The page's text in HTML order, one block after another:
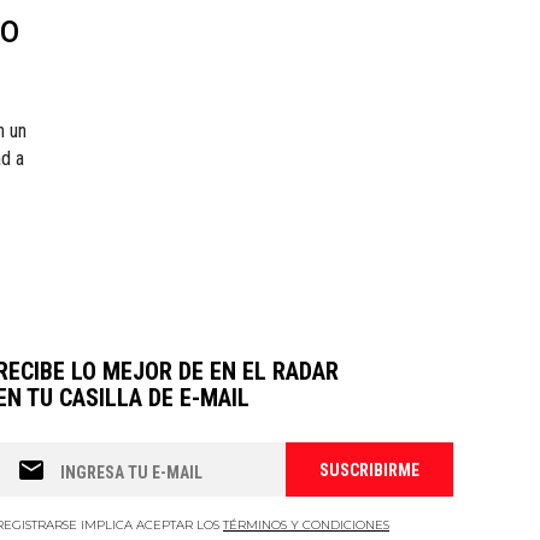
un
a
LO MEJOR DE EN EL RADAR
TU CASILLA DE E-MAIL
IMPLICA ACEPTAR LOS TÉRMINOS Y CONDICIONES